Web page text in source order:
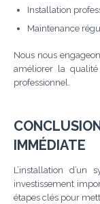
Installation
Maintenance
Nous nous
améliorer la
professionnel.
IMMÉDIATE
L’installation
investissement
étapes clés pour